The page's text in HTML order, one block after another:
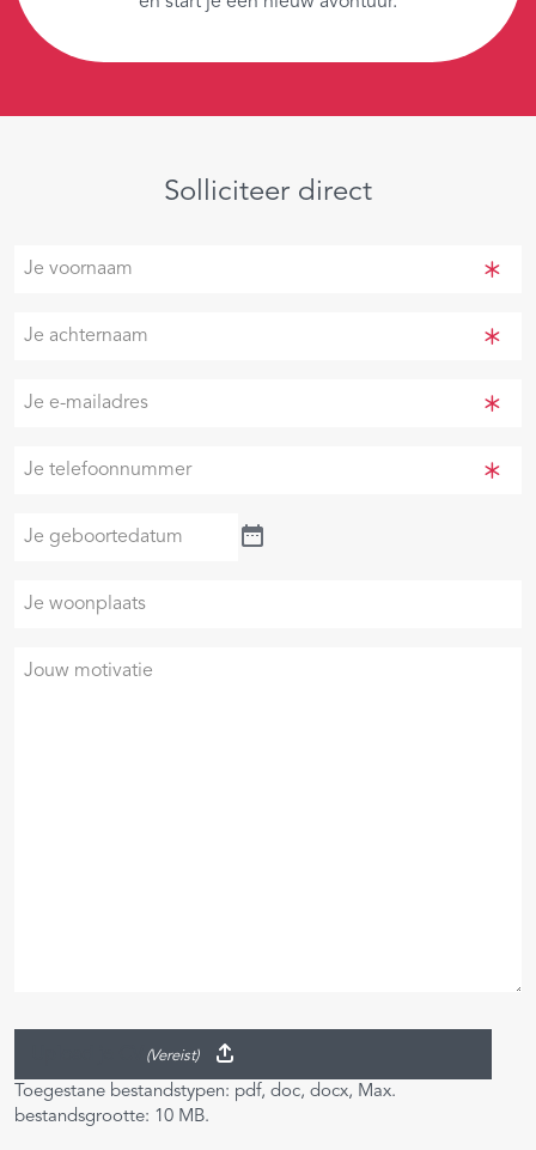
Solliciteer direct
Je
Je
Je
(Vereist)
Je
Je
geboortedatum
Je
woonplaats
Je
(Vereist)
Toegestane bestandstypen: pdf, doc, docx, Max.
bestandsgrootte: 10 MB.